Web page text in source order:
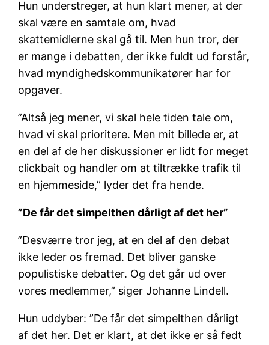
Hun understreger, at hun klart mener, at der
skal være en samtale om, hvad
skattemidlerne skal gå til. Men hun tror, der
er mange i debatten, der ikke fuldt ud forstår,
hvad myndighedskommunikatører har for
opgaver.
”Altså jeg mener, vi skal hele tiden tale om,
hvad vi skal prioritere. Men mit billede er, at
en del af de her diskussioner er lidt for meget
clickbait og handler om at tiltrække trafik til
en hjemmeside,” lyder det fra hende.
”De får det simpelthen dårligt af det her”
”Desværre tror jeg, at en del af den debat
ikke leder os fremad. Det bliver ganske
populistiske debatter. Og det går ud over
vores medlemmer,” siger Johanne Lindell.
Hun uddyber: ”De får det simpelthen dårligt
af det her. Det er klart, at det ikke er så fedt